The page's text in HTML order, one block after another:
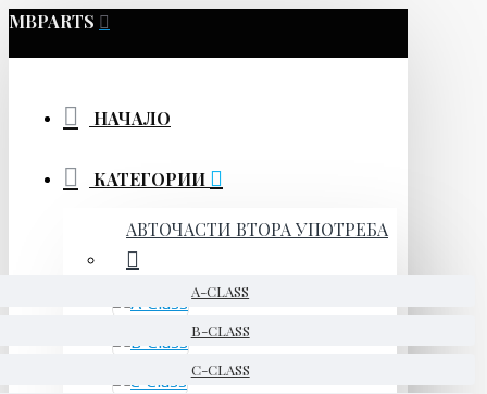
MBPARTS
НАЧАЛО
КАТЕГОРИИ
АВТОЧАСТИ ВТОРА УПОТРЕБА
A-CLASS
B-CLASS
C-CLASS